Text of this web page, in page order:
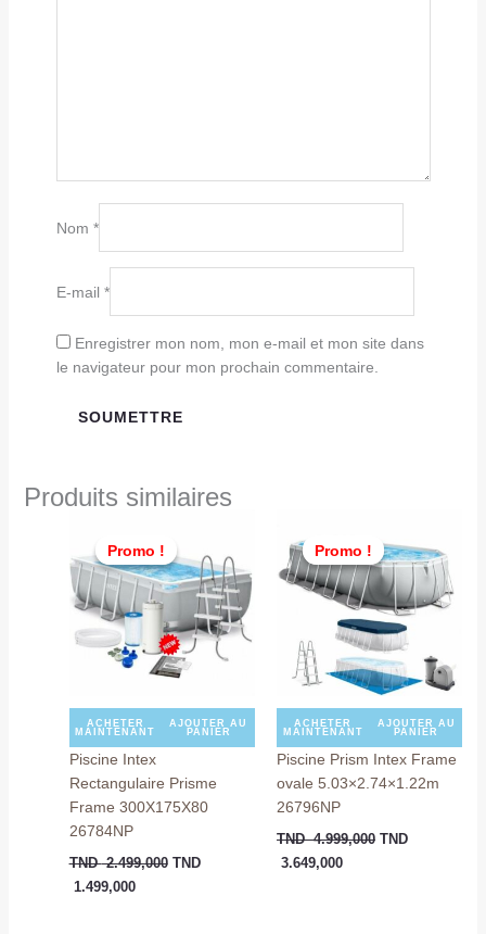
Nom *
E-mail *
Enregistrer mon nom, mon e-mail et mon site dans
le navigateur pour mon prochain commentaire.
Produits similaires
Promo !
Promo !
ACHETER
MAINTENANT
AJOUTER AU
PANIER
Piscine Intex
Rectangulaire Prisme
Frame 300X175X80
26784NP
TND2.499,000
initial
était :
TND
2.499,000.
TND
1.499,000
actuel
est :
TND
1.499,000.
Promo !
Promo !
ACHETER
MAINTENANT
AJOUTER AU
PANIER
Piscine Prism Intex Frame
ovale 5.03×2.74×1.22m
26796NP
TND4.999,000
initial
était :
TND
4.999,000.
TND
3.649,000
actuel
est :
TND
3.649,000.